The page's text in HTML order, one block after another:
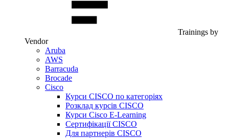
Trainings by
Vendor
Aruba
AWS
Barracuda
Brocade
Cisco
Курси CISCO по категоріях
Розклад курсів CISCO
Курси Cisco E-Learning
Сертифікації CISCO
Для партнерів CISCO